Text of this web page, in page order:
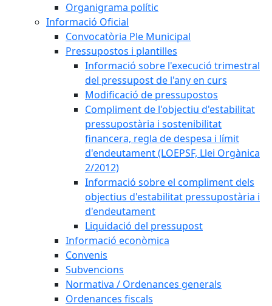
Organigrama polític
Informació Oficial
Convocatòria Ple Municipal
Pressupostos i plantilles
Informació sobre l'execució trimestral
del pressupost de l'any en curs
Modificació de pressupostos
Compliment de l'objectiu d'estabilitat
pressupostària i sostenibilitat
financera, regla de despesa i límit
d'endeutament (LOEPSF, Llei Orgànica
2/2012)
Informació sobre el compliment dels
objectius d'estabilitat pressupostària i
d'endeutament
Liquidació del pressupost
Informació econòmica
Convenis
Subvencions
Normativa / Ordenances generals
Ordenances fiscals